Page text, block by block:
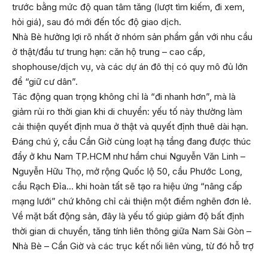
trước bằng mức độ quan tâm tăng (lượt tìm kiếm, đi xem,
hỏi giá), sau đó mới đến tốc độ giao dịch.
Nhà Bè hưởng lợi rõ nhất ở nhóm sản phẩm gắn với nhu cầu
ở thật/đầu tư trung hạn: căn hộ trung – cao cấp,
shophouse/dịch vụ, và các dự án đô thị có quy mô đủ lớn
để “giữ cư dân”.
Tác động quan trọng không chỉ là “đi nhanh hơn”, mà là
giảm rủi ro thời gian khi di chuyển: yếu tố này thường làm
cải thiện quyết định mua ở thật và quyết định thuê dài hạn.
Đáng chú ý, cầu Cần Giờ cùng loạt hạ tầng đang được thúc
đẩy ở khu Nam TP.HCM như hầm chui Nguyễn Văn Linh –
Nguyễn Hữu Thọ, mở rộng Quốc lộ 50, cầu Phước Long,
cầu Rạch Đỉa… khi hoàn tất sẽ tạo ra hiệu ứng “nâng cấp
mạng lưới” chứ không chỉ cải thiện một điểm nghẽn đơn lẻ.
Về mặt bất động sản, đây là yếu tố giúp giảm độ bất định
thời gian di chuyển, tăng tính liên thông giữa Nam Sài Gòn –
Nhà Bè – Cần Giờ và các trục kết nối liên vùng, từ đó hỗ trợ